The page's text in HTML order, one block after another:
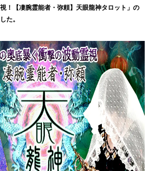
！【凄腕霊能者・弥頼】天眼龍神タロット」の
た。